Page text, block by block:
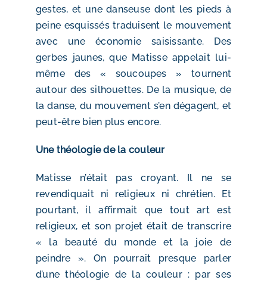
gestes, et une danseuse dont les pieds à
peine esquissés traduisent le mouvement
avec une économie saisissante. Des
gerbes jaunes, que Matisse appelait lui-
même des « soucoupes » tournent
autour des silhouettes. De la musique, de
la danse, du mouvement s’en dégagent, et
peut-être bien plus encore.
Une théologie de la couleur
Matisse n’était pas croyant. Il ne se
revendiquait ni religieux ni chrétien. Et
pourtant, il affirmait que tout art est
religieux, et son projet était de transcrire
« la beauté du monde et la joie de
peindre ». On pourrait presque parler
d’une théologie de la couleur : par ses